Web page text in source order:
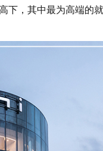
下，其中最为高端的